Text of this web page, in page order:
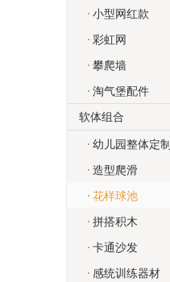
小型网红款
彩虹网
攀爬墙
淘气堡配件
软体组合
幼儿园整体定制
造型爬滑
花样球池
拼搭积木
卡通沙发
感统训练器材